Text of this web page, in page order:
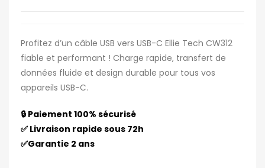
Profitez d’un câble USB vers USB-C Ellie Tech CW312
fiable et performant ! Charge rapide, transfert de
données fluide et design durable pour tous vos
appareils USB-C.
🔒 Paiement 100% sécurisé
✅ Livraison rapide sous 72h
✅Garantie 2 ans